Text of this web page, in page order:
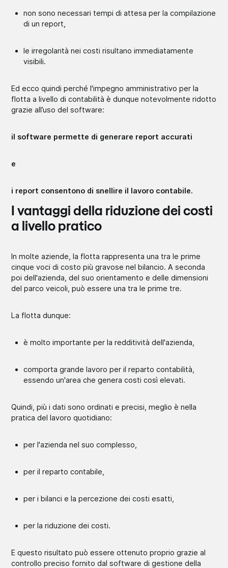
non sono necessari tempi di attesa per la compilazione
di un report,
le irregolarità nei costi risultano immediatamente
visibili.
Ed ecco quindi perché l'impegno amministrativo per la
flotta a livello di contabilità è dunque notevolmente ridotto
grazie all’uso del software:
il software permette di generare report accurati
e
i report consentono di snellire il lavoro contabile.
I vantaggi della riduzione dei costi
a livello pratico
In molte aziende, la flotta rappresenta una tra le prime
cinque voci di costo più gravose nel bilancio. A seconda
poi dell'azienda, del suo orientamento e delle dimensioni
del parco veicoli, può essere una tra le prime tre.
La flotta dunque:
è molto importante per la redditività dell'azienda,
comporta grande lavoro per il reparto contabilità,
essendo un'area che genera costi così elevati.
Quindi, più i dati sono ordinati e precisi, meglio è nella
pratica del lavoro quotidiano:
per l'azienda nel suo complesso,
per il reparto contabile,
per i bilanci e la percezione dei costi esatti,
per la riduzione dei costi.
E questo risultato può essere ottenuto proprio grazie al
controllo preciso fornito dal software di gestione della